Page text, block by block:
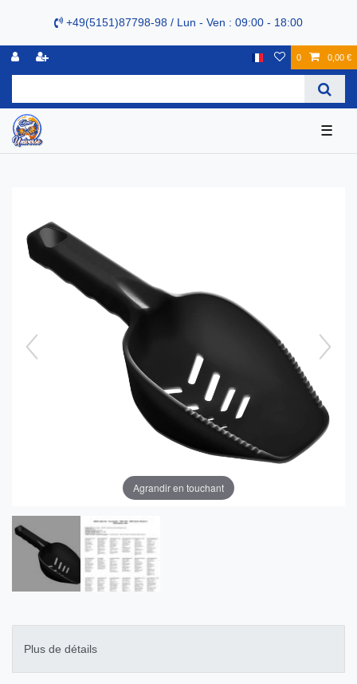
+49(5151)87798-98 / Lun - Ven : 09:00 - 18:00
0 0,00 €
☰
Agrandir en touchant
Plus de détails